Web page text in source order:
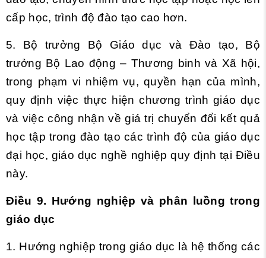
cấp học, trình độ đào tạo cao hơn.
5. Bộ trưởng Bộ Giáo dục và Đào tạo, Bộ
trưởng Bộ Lao động – Thương binh và Xã hội,
trong phạm vi nhiệm vụ, quyền hạn của mình,
quy định việc thực hiện chương trình giáo dục
và việc công nhận về giá trị chuyển đổi kết quả
học tập trong đào tạo các trình độ của giáo dục
đại học, giáo dục nghề nghiệp quy định tại Điều
này.
Điều 9. Hướng nghiệp và phân luồng trong
giáo dục
1. Hướng nghiệp trong giáo dục là hệ thống các